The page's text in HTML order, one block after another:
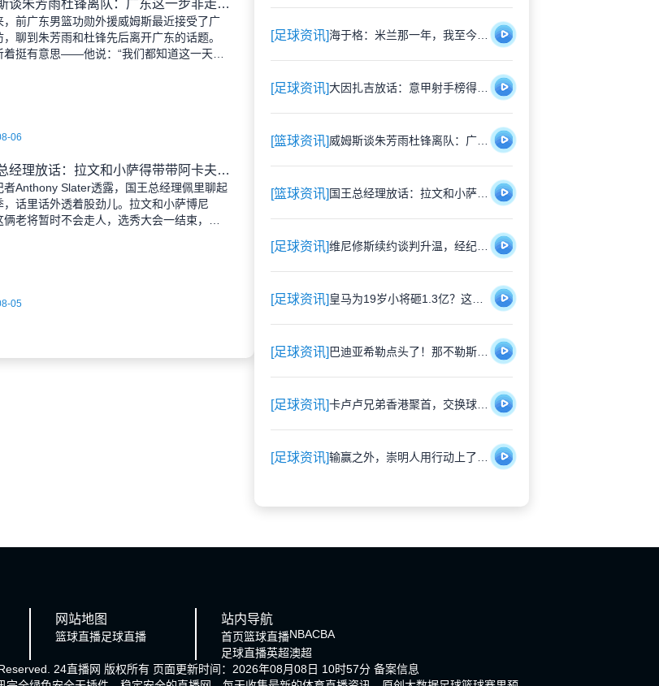
威姆斯谈朱芳雨杜锋离队：广东这一步非走不可，可他们早晚会回来
，前广东男篮功勋外援威姆斯最近接受了广
，聊到朱芳雨和杜锋先后离开广东的话题。
着挺有意思——他说：“我们都知道这一天迟
06
国王总经理放话：拉文和小萨得带带阿卡夫，摆烂？不存在的，赢球比上赛季多就行
者Anthony Slater透露，国王总经理佩里聊起
，话里话外透着股劲儿。拉文和小萨博尼
俩老将暂时不会走人，选秀大会一结束，人
05
[足球资讯]
[足球资讯]
[篮球资讯]
[篮球资讯]
[足球资讯]
[足球资讯]
[足球资讯]
[足球资讯]
[足球资讯]
网站地图
篮球直播足球直播
站内导航
首页篮球直播NBACBA
足球直播英超澳超
24直播网 版权所有 页面更新时间：2026年08月08日 10时57分 备案信息